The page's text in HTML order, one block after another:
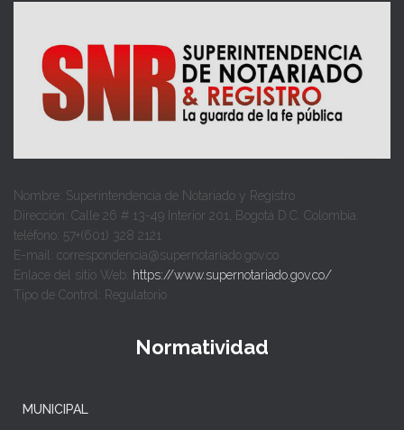
Nombre: Superintendencia de Notariado y Registro
Dirección: Calle 26 # 13-49 Interior 201, Bogotá D.C. Colombia.
teléfono: 57+(601) 328 2121
E-mail: correspondencia@supernotariado.gov.co
Enlace del sitio Web: https://www.supernotariado.gov.co/
Tipo de Control: Regulatorio
Normatividad
MUNICIPAL